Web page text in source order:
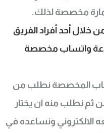
مخصصة لذلك.
خلال أحد أفراد الفريق
واتساب مخصصة
المخصصة نطلب من
ثم نطلب منه ان يختار
الالكتروني ونساعده في